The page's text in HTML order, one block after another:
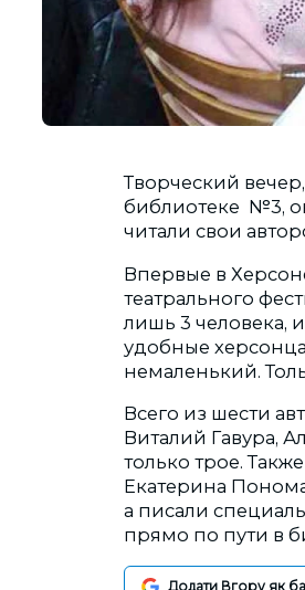
Творческий
библиотеке №3,
читали свои
Впервые в
театрального
лишь 3 человека,
удобные
немаленький.
Всего из шести
Виталий Гавура,
только трое.
Екатерина
а писали
прямо по пути в
Додати Вгору як